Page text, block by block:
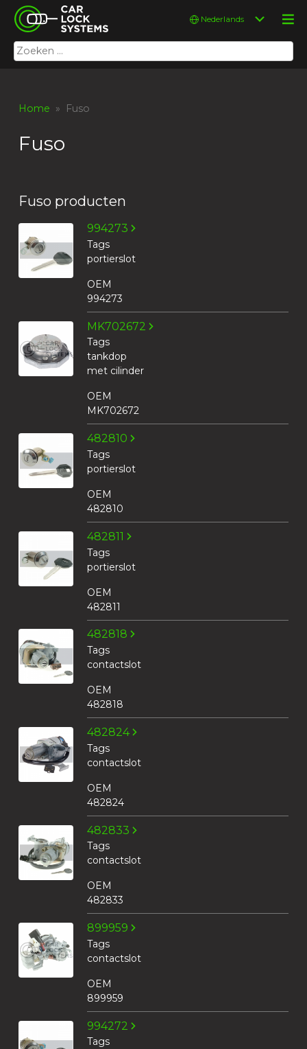
Skip
content
Car Lock Systems
Car Lock Systems
Zoeken
naar:
Kies
taal
Home » Fuso
Fuso
Fuso producten
994273
Tags
portierslot
OEM
994273
MK702672
Tags
tankdop
met cilinder
OEM
MK702672
482810
Tags
portierslot
OEM
482810
482811
Tags
portierslot
OEM
482811
482818
Tags
contactslot
OEM
482818
482824
Tags
contactslot
OEM
482824
482833
Tags
contactslot
OEM
482833
899959
Tags
contactslot
OEM
899959
994272
Tags